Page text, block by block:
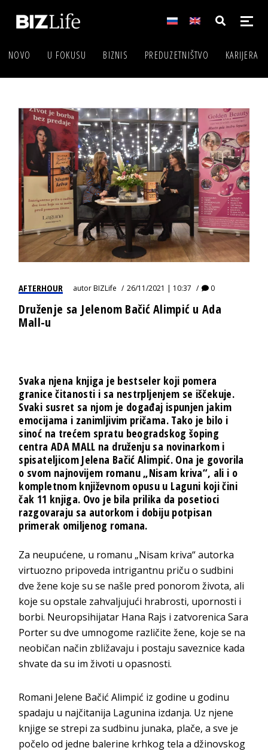
NOVO U FOKUSU BIZNIS PREDUZETNIŠTVO KARIJERA
AFTERHOUR autorBIZLife 26/11/2021 | 10:37 0
Druženje sa Jelenom Bačić Alimpić u Ada
Mall-u
Svaka njena knjiga je bestseler koji pomera
granice čitanosti i sa nestrpljenjem se iščekuje.
Svaki susret sa njom je događaj ispunjen jakim
emocijama i zanimljivim pričama. Tako je bilo i
sinoć na trećem spratu beogradskog šoping
centra ADA MALL na druženju sa novinarkom i
spisateljicom Jelena Bačić Alimpić. Ona je govorila
o svom najnovijem romanu „Nisam kriva“, ali i o
kompletnom književnom opusu u Laguni koji čini
čak 11 knjiga. Ovo je bila prilika da posetioci
razgovaraju sa autorkom i dobiju potpisan
primerak omiljenog romana.
Za neupućene, u romanu „Nisam kriva“ autorka
virtuozno pripoveda intrigantnu priču o sudbini
dve žene koje su se našle pred ponorom života, ali
koje su opstale zahvaljujući hrabrosti, upornosti i
borbi. Neuropsihijatar Hana Rajs i zatvorenica Sara
Porter su dve umnogome različite žene, koje se na
neobičan način zbližavaju i postaju saveznice kada
shvate da su im životi u opasnosti.
Romani Jelene Bačić Alimpić iz godine u godinu
spadaju u najčitanija Lagunina izdanja. Uz njene
knjige se strepi za sudbinu junaka, plače, a sve je
počelo od jedne balerine krhkog tela a džinovskog